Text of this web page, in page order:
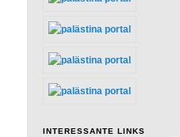
INTERESSANTE LINKS